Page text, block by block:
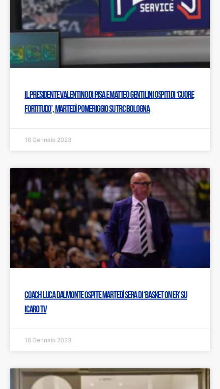
Il Presidente Valentino Di Pisa e Matteo Gentilini ospiti di ‘Cuore
Fortitudo’, martedì pomeriggio su TRC Bologna
16 Gennaio 2023
Coach Luca Dalmonte ospite martedì sera di ‘Basket on ER’ su
Icaro TV
16 Gennaio 2023